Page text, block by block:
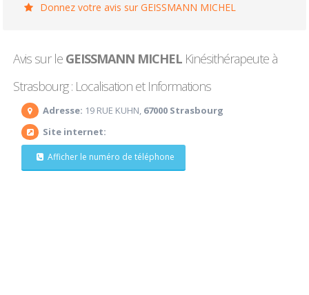
Donnez votre avis sur GEISSMANN MICHEL
Avis sur le GEISSMANN MICHEL Kinésithérapeute à
Strasbourg : Localisation et Informations
Adresse: 19 RUE KUHN, 67000 Strasbourg
Site internet:
Afficher le numéro de téléphone